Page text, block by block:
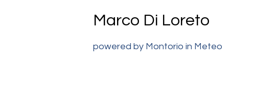
Marco Di Loreto
powered by Montorio in Meteo